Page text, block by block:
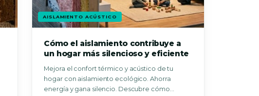
AISLAMIENTO ACÚSTICO
Cómo el aislamiento contribuye a
un hogar más silencioso y eficiente
Mejora el confort térmico y acústico de tu
hogar con aislamiento ecológico. Ahorra
energía y gana silencio. Descubre cómo